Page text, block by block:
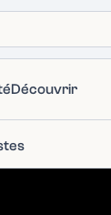
Découvrir